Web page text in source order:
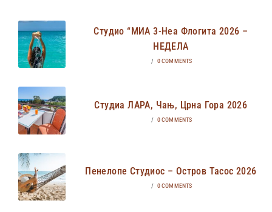
Студио “МИА 3-Неа Флогита 2026 –
НЕДЕЛА
/ 0 COMMENTS
Студиа ЛАРА, Чањ, Црна Гора 2026
/ 0 COMMENTS
Пенелопе Студиос – Остров Тасос 2026
/ 0 COMMENTS